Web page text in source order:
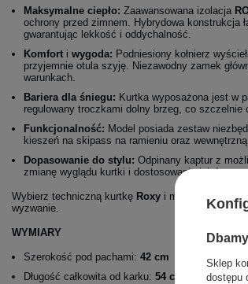
Maksymalne ciepło: Zaawansowana izolacja
ochrony przed zimnem. Hybrydowa konstrukcja
gwarantując lekkość i oddychalność.
Komfort i wygoda: Podniesiony kołnierz
przyjemnie otula szyję. Niezawodny zamek
warunkach.
Bariera dla śniegu: Kurtka wyposażona jest w
regulowany troczkami dolny brzeg, co szczelnie
Funkcjonalność: Model posiada zestaw
kieszeń na skipass na ramieniu oraz
Dopasowanie do stylu: Odpinany kaptur z
zmianę wyglądu kurtki i dostosowanie jej do
Wybierz techniczną kurtkę Roxy i miej pewność,
wyzwanie.
WYMIARY
Szerokość pod pachami: 42 cm
Długość całkowita od karku: 54 cm
Sklep
dostępu